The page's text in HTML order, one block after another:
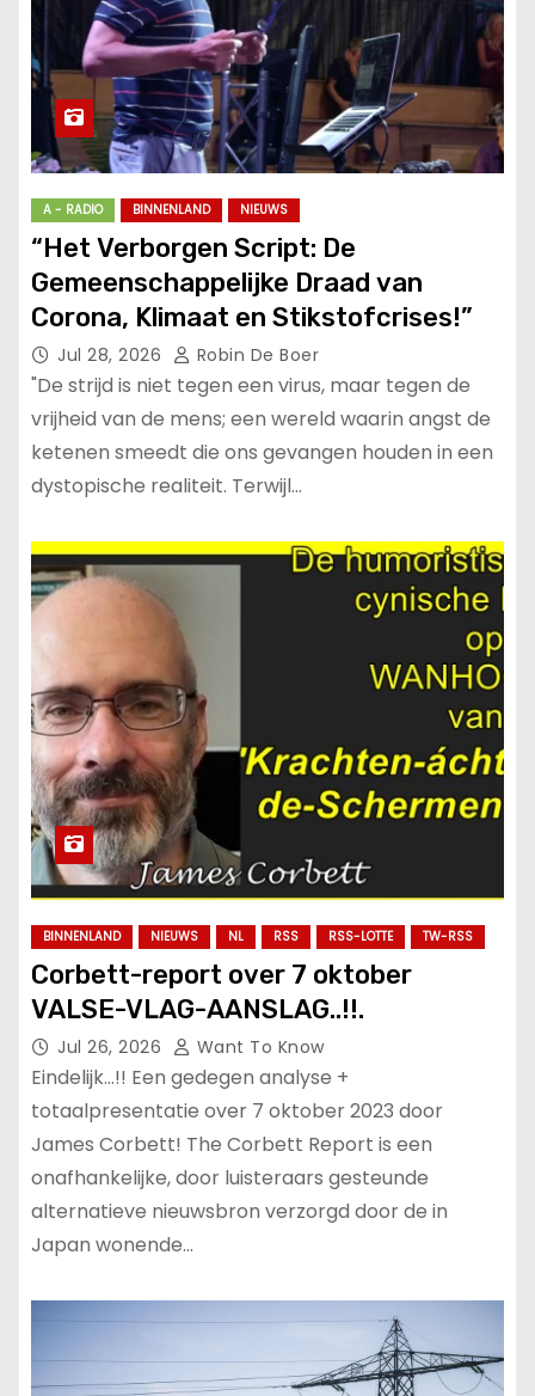
A - RADIO BINNENLAND NIEUWS
“Het Verborgen Script: De
Gemeenschappelijke Draad van
Corona, Klimaat en Stikstofcrises!”
Jul 28, 2026 Robin De Boer
"De strijd is niet tegen een virus, maar tegen de
vrijheid van de mens; een wereld waarin angst de
ketenen smeedt die ons gevangen houden in een
dystopische realiteit. Terwijl…
BINNENLAND NIEUWS NL RSS RSS-LOTTE TW-RSS
Corbett-report over 7 oktober
VALSE-VLAG-AANSLAG..!!.
Jul 26, 2026 Want To Know
Eindelijk…!! Een gedegen analyse +
totaalpresentatie over 7 oktober 2023 door
James Corbett! The Corbett Report is een
onafhankelijke, door luisteraars gesteunde
alternatieve nieuwsbron verzorgd door de in
Japan wonende…